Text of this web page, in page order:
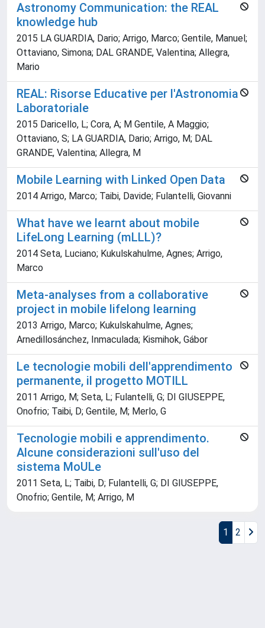
Astronomy Communication: the REAL
knowledge hub
2015 LA GUARDIA, Dario; Arrigo, Marco; Gentile, Manuel;
Ottaviano, Simona; DAL GRANDE, Valentina; Allegra,
Mario
REAL: Risorse Educative per l'Astronomia
Laboratoriale
2015 Daricello, L; Cora, A; M Gentile, A Maggio;
Ottaviano, S; LA GUARDIA, Dario; Arrigo, M; DAL
GRANDE, Valentina; Allegra, M
Mobile Learning with Linked Open Data
2014 Arrigo, Marco; Taibi, Davide; Fulantelli, Giovanni
What have we learnt about mobile
LifeLong Learning (mLLL)?
2014 Seta, Luciano; Kukulskahulme, Agnes; Arrigo,
Marco
Meta-analyses from a collaborative
project in mobile lifelong learning
2013 Arrigo, Marco; Kukulskahulme, Agnes;
Arnedillosánchez, Inmaculada; Kismihok, Gábor
Le tecnologie mobili dell'apprendimento
permanente, il progetto MOTILL
2011 Arrigo, M; Seta, L; Fulantelli, G; DI GIUSEPPE,
Onofrio; Taibi, D; Gentile, M; Merlo, G
Tecnologie mobili e apprendimento.
Alcune considerazioni sull'uso del
sistema MoULe
2011 Seta, L; Taibi, D; Fulantelli, G; DI GIUSEPPE,
Onofrio; Gentile, M; Arrigo, M
1 2